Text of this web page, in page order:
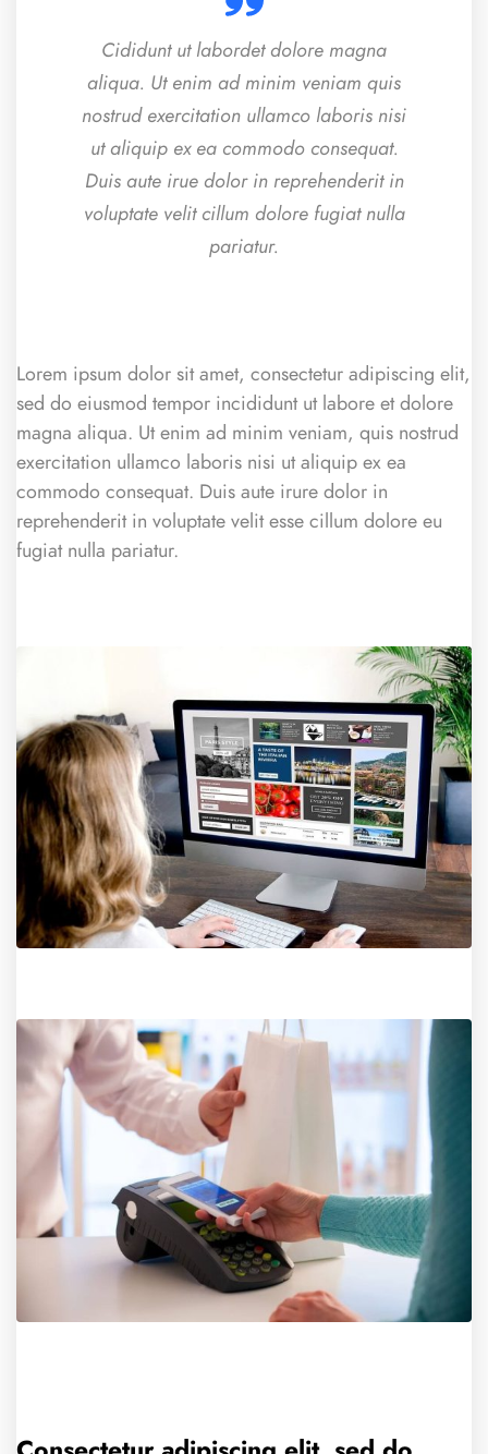
Cididunt ut labordet dolore magna
aliqua. Ut enim ad minim veniam quis
nostrud exercitation ullamco laboris nisi
ut aliquip ex ea commodo consequat.
Duis aute irue dolor in reprehenderit in
voluptate velit cillum dolore fugiat nulla
pariatur.
Lorem ipsum dolor sit amet, consectetur adipiscing elit,
sed do eiusmod tempor incididunt ut labore et dolore
magna aliqua. Ut enim ad minim veniam, quis nostrud
exercitation ullamco laboris nisi ut aliquip ex ea
commodo consequat. Duis aute irure dolor in
reprehenderit in voluptate velit esse cillum dolore eu
fugiat nulla pariatur.